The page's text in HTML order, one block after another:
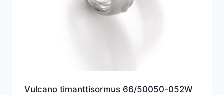
Vulcano timanttisormus 66/50050-052W